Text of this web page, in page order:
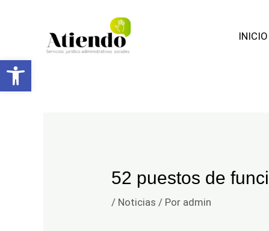
INICIO
52 puestos de
/ Noticias / Por admin
de
entradas
Abrir barra de herramientas